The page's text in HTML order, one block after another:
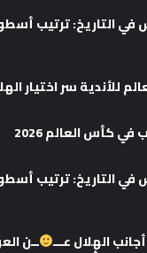
حارس في التاريخ:
للأندية سر اختيار
حارس في التاريخ:
الهلال عـــ ــن